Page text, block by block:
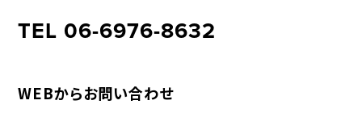
TEL 06-6976-8632
WEBからお問い合わせ